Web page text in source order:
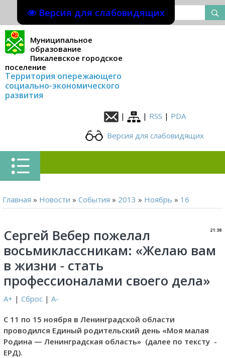
Версия для слабовидящих
Муниципальное
образование
Пикалевское городское
поселение
Территория опережающего
социально-экономического
развития
| | RSS | PDA
Версия для слабовидящих
Главная » Новости » События » 2013 » Ноябрь » 16
21:38
Сергей Вебер пожелал
восьмиклассникам: «Желаю вам
в жизни - стать
профессионалами своего дела»
A+ | Сброс | A-
С 11 по 15 ноября в Ленинградской области
проводился Единый родительский день «Моя малая
Родина — Ленинградская область» (далее по тексту -
ЕРД).